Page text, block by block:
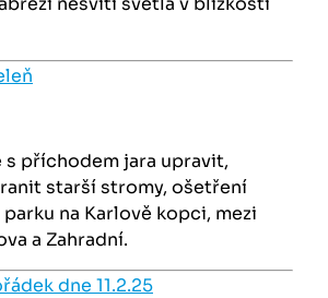
s příchodem jara upravit,
starší stromy, ošetření
na Karlově kopci, mezi
a Zahradní.
dne 11.2.25